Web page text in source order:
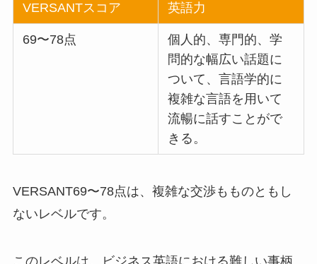
VERSANTスコア 英語力
69〜78点
個人的、専門的、学
問的な幅広い話題に
ついて、言語学的に
複雑な言語を用いて
流暢に話すことがで
きる。
VERSANT69〜78点は、複雑な交渉もものともし
ないレベルです。